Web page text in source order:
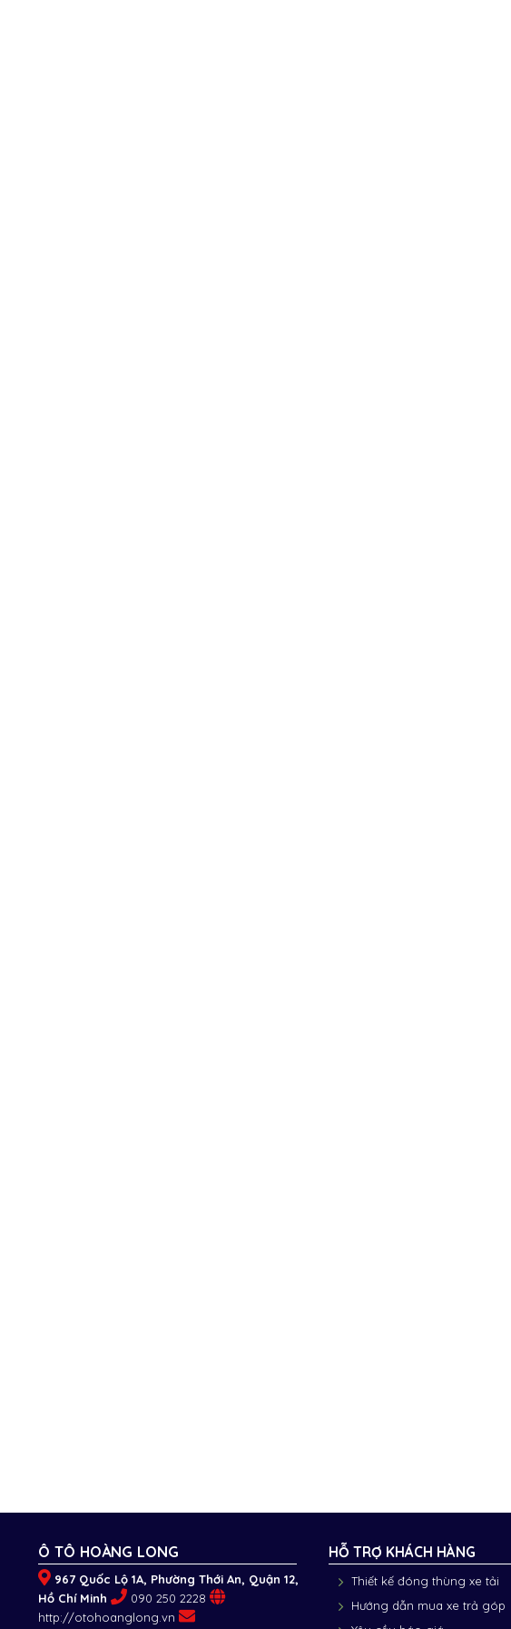
Ô TÔ HOÀNG LONG
967 Quốc Lộ 1A, Phường Thới An, Quận 12,
Hồ Chí Minh
090 250 2228
http://otohoanglong.vn
HỖ TRỢ KHÁCH HÀNG
Thiết kế đóng thùng xe tải
Hướng dẫn mua xe trả góp